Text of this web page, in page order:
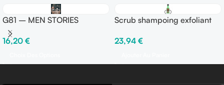
G81 – MEN STORIES
16,20 €
Scrub shampoing exfoliant
23,94 €